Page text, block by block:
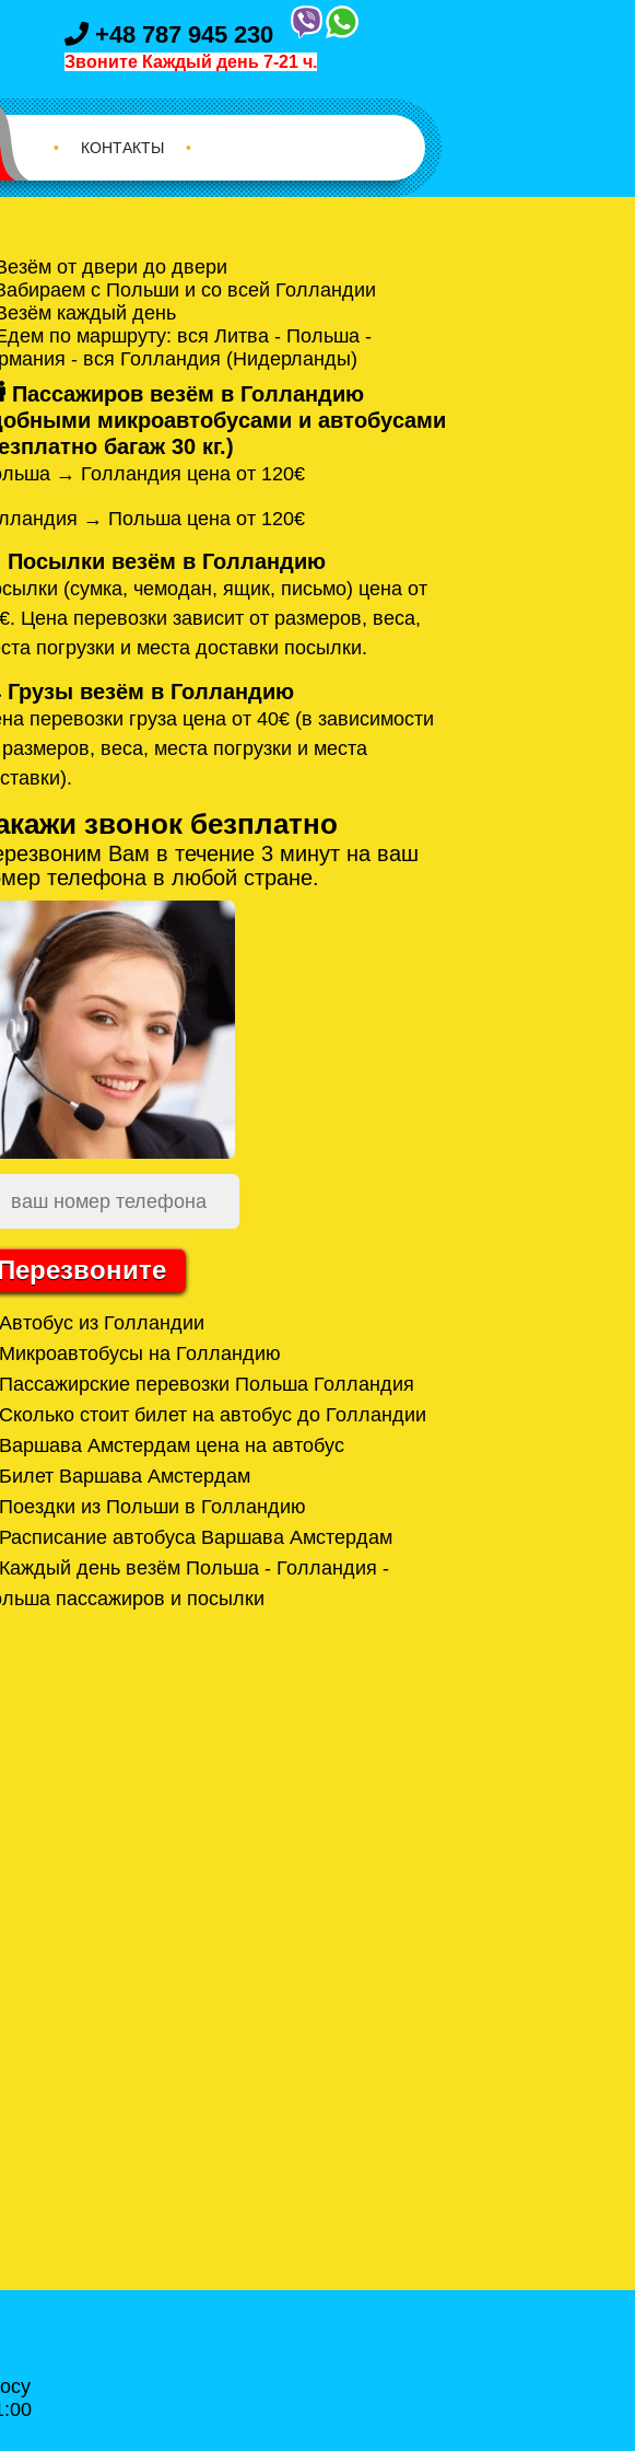
+48 787 945 230
Звоните Каждый день 7-21 ч.
• КОНТАКТЫ •
от двери до двери
с Польши и со всей Голландии
каждый день
по маршруту: вся Литва - Польша -
- вся Голландия (Нидерланды)
Пассажиров везём в Голландию
микроавтобусами и автобусами
багаж 30 кг.)
→ Голландия цена от 120€
→ Польша цена от 120€
Посылки везём в Голландию
(сумка, чемодан, ящик, письмо) цена от
Цена перевозки зависит от размеров, веса,
погрузки и места доставки посылки.
Грузы везём в Голландию
перевозки груза цена от 40€ (в зависимости
веса, места погрузки и места
звонок безплатно
Вам в течение 3 минут на ваш
телефона в любой стране.
из Голландии
на Голландию
перевозки Польша Голландия
стоит билет на автобус до Голландии
Амстердам цена на автобус
Варшава Амстердам
из Польши в Голландию
автобуса Варшава Амстердам
день везём Польша - Голландия -
пассажиров и посылки